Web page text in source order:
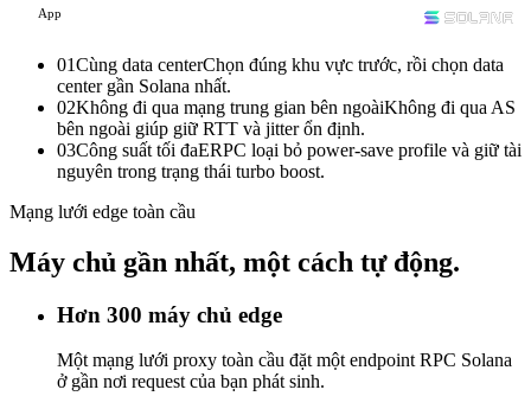
App
01Cùng data centerChọn đúng khu vực trước, rồi chọn data
center gần Solana nhất.
02Không đi qua mạng trung gian bên ngoàiKhông đi qua AS
bên ngoài giúp giữ RTT và jitter ổn định.
03Công suất tối đaERPC loại bỏ power-save profile và giữ tài
nguyên trong trạng thái turbo boost.
Mạng lưới edge toàn cầu
Máy chủ gần nhất, một cách tự động.
Hơn 300 máy chủ edge
Một mạng lưới proxy toàn cầu đặt một endpoint RPC Solana
ở gần nơi request của bạn phát sinh.